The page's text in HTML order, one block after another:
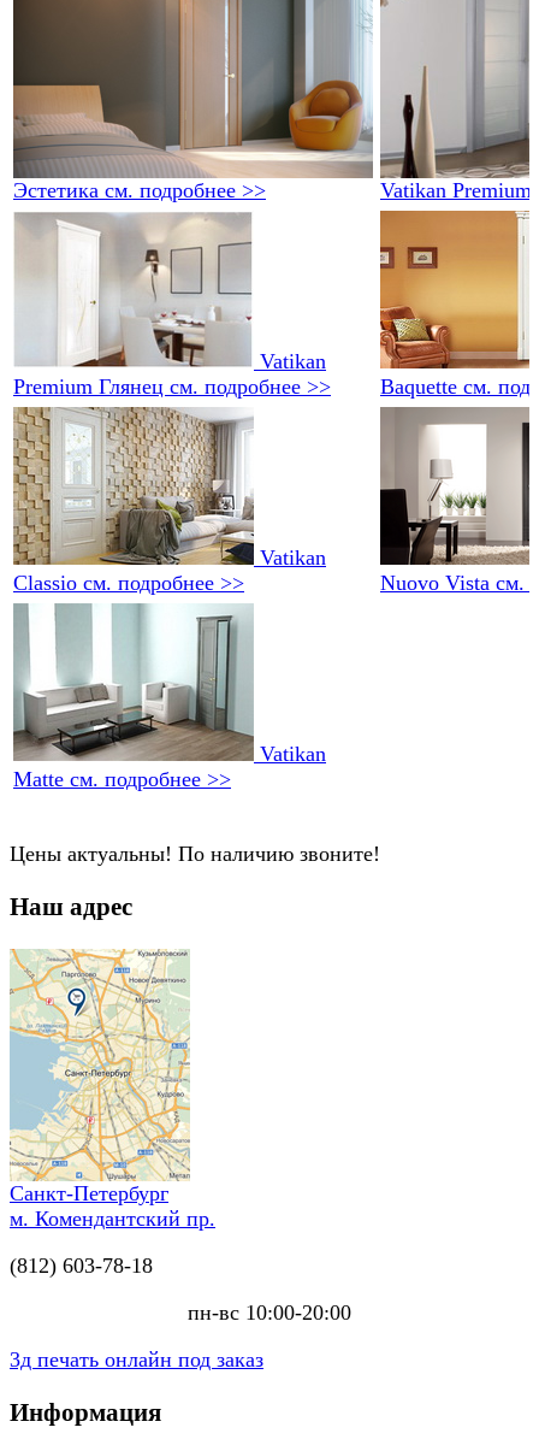
Эстетика см. подробнее >> Vatikan Premium
Vatikan
Premium Глянец см. подробнее >> Baquette см.
Vatikan
Classio см. подробнее >> Nuovo Vista см.
Vatikan
Matte см. подробнее >>
Цены актуальны! По наличию звоните!
Наш адрес
Санкт-Петербург
м. Комендантский пр.
(812) 603-78-18
пн-вс 10:00-20:00
3д печать онлайн под заказ
Информация